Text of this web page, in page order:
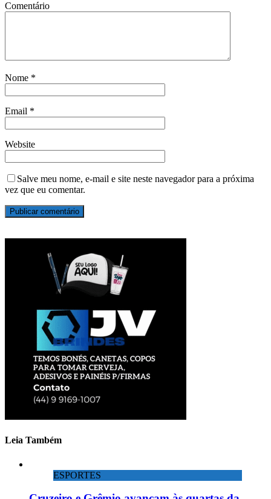
Comentário
Nome *
Email *
Website
Salve meu nome, e-mail e site neste navegador para a próxima
vez que eu comentar.
Leia Também
ESPORTES